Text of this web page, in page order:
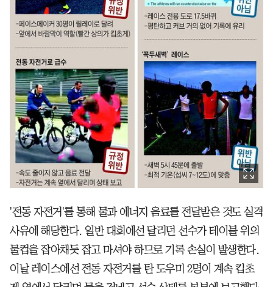
'전동 자전거'를 통해 물과 에너지 음료를 전달받은 것도 실격
사유에 해당한다. 일반 대회에선 달리던 선수가 테이블 위의
물컵을 잡아채듯 잡고 마셔야 하므로 기록 손실이 발생한다.
이날 레이스에선 전동 자전거를 탄 도우미 2명이 계속 킵초